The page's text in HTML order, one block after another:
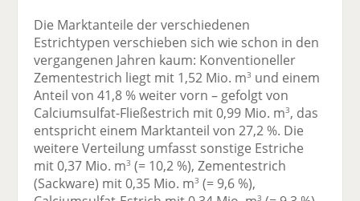
Die Marktanteile der verschiedenen
Estrichtypen verschieben sich wie schon in den
vergangenen Jahren kaum: Konventioneller
Zementestrich liegt mit 1,52 Mio. m3 und einem
Anteil von 41,8 % weiter vorn – gefolgt von
Calciumsulfat-Fließestrich mit 0,99 Mio. m3, das
entspricht einem Marktanteil von 27,2 %. Die
weitere Verteilung umfasst sonstige Estriche
mit 0,37 Mio. m3 (= 10,2 %), Zementestrich
(Sackware) mit 0,35 Mio. m3 (= 9,6 %),
3